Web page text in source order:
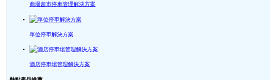
商場超市停車管理解決方案
單位停車解決方案
酒店停車場管理解決方案